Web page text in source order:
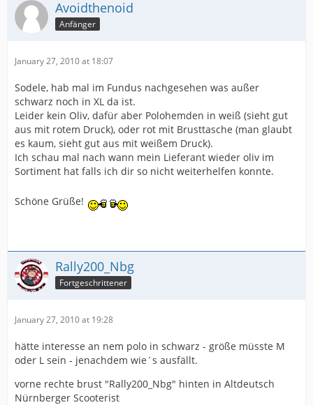
Avoidthenoid
Anfänger
January 27, 2010 at 18:07
Sodele, hab mal im Fundus nachgesehen was außer
schwarz noch in XL da ist.
Leider kein Oliv, dafür aber Polohemden in weiß (sieht gut
aus mit rotem Druck), oder rot mit Brusttasche (man glaubt
es kaum, sieht gut aus mit weißem Druck).
Ich schau mal nach wann mein Lieferant wieder oliv im
Sortiment hat falls ich dir so nicht weiterhelfen konnte.
Schöne Grüße!
Rally200_Nbg
Fortgeschrittener
January 27, 2010 at 19:28
hätte interesse an nem polo in schwarz - größe müsste M
oder L sein - jenachdem wie´s ausfällt.
vorne rechte brust "Rally200_Nbg" hinten in Altdeutsch
Nürnberger Scooterist